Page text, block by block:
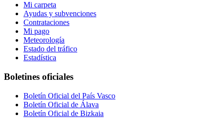
Mi carpeta
Ayudas y subvenciones
Contrataciones
Mi pago
Meteorología
Estado del tráfico
Estadística
Boletines oficiales
Boletín Oficial del País Vasco
Boletín Oficial de Álava
Boletín Oficial de Bizkaia